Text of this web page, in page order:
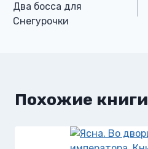
по
Два босса для
Снегурочки
Похожие книги